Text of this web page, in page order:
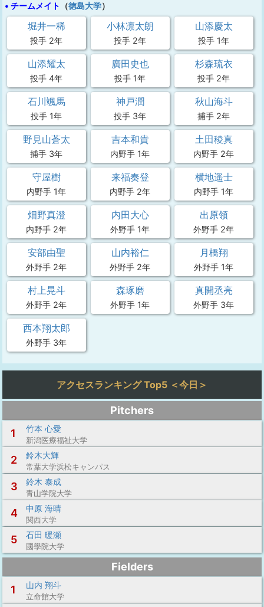
• チームメイト （徳島大学）
堀井一稀
投手 2年
小林凛太朗
投手 2年
山添慶太
投手 1年
山添耀太
投手 4年
廣田史也
投手 1年
杉森琉衣
投手 2年
石川颯馬
投手 1年
神戸潤
投手 3年
秋山海斗
捕手 2年
野見山蒼太
捕手 3年
吉本和貴
内野手 1年
土田稜真
内野手 2年
守屋樹
内野手 1年
来福奏登
内野手 2年
横地遥士
内野手 1年
畑野真澄
内野手 2年
内田大心
外野手 1年
出原領
外野手 2年
安部由聖
外野手 2年
山内裕仁
外野手 2年
月橋翔
外野手 1年
村上晃斗
外野手 2年
森琢磨
外野手 1年
真開丞亮
外野手 3年
西本翔太郎
外野手 3年
アクセスランキング Top5 ＜今日＞
Pitchers
1
竹本 心愛
新潟医療福祉大学
2 鈴木大輝
常葉大学浜松キャンパス
3 鈴木 泰成
青山学院大学
4 中原 海晴
関西大学
5 石田 暖瀬
國學院大学
Fielders
1
山内 翔斗
立命館大学